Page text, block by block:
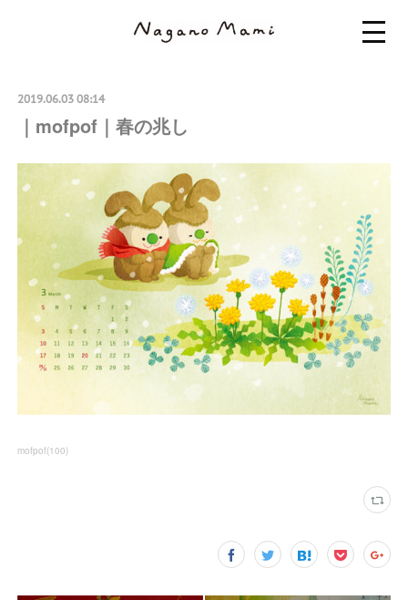
2019.06.03 08:14
｜mofpof｜春の兆し
mofpof(100)